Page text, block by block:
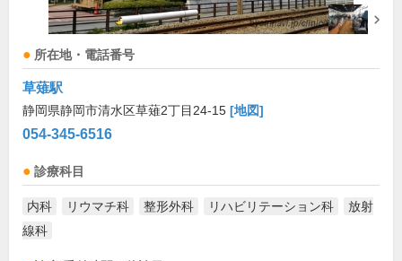
所在地・電話番号
草薙駅
静岡県静岡市清水区草薙2丁目24-15 [地図]
054-345-6516
診療科目
内科 リウマチ科 整形外科 リハビリテーション科
放射
線科